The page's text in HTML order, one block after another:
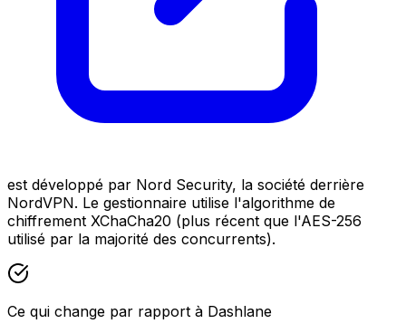
est développé par Nord Security, la société derrière
NordVPN. Le gestionnaire utilise l'algorithme de
chiffrement XChaCha20 (plus récent que l'AES-256
utilisé par la majorité des concurrents).
Ce qui change par rapport à Dashlane